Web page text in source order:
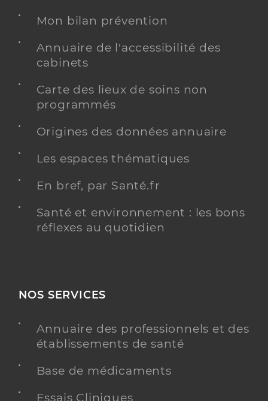
Mon bilan prévention
Annuaire de l'accessibilité des
cabinets
Carte des lieux de soins non
programmés
Origines des données annuaire
Les espaces thématiques
En bref, par Santé.fr
Santé et environnement : les bons
réflexes au quotidien
NOS SERVICES
Annuaire des professionnels et des
établissements de santé
Base de médicaments
Essais Cliniques